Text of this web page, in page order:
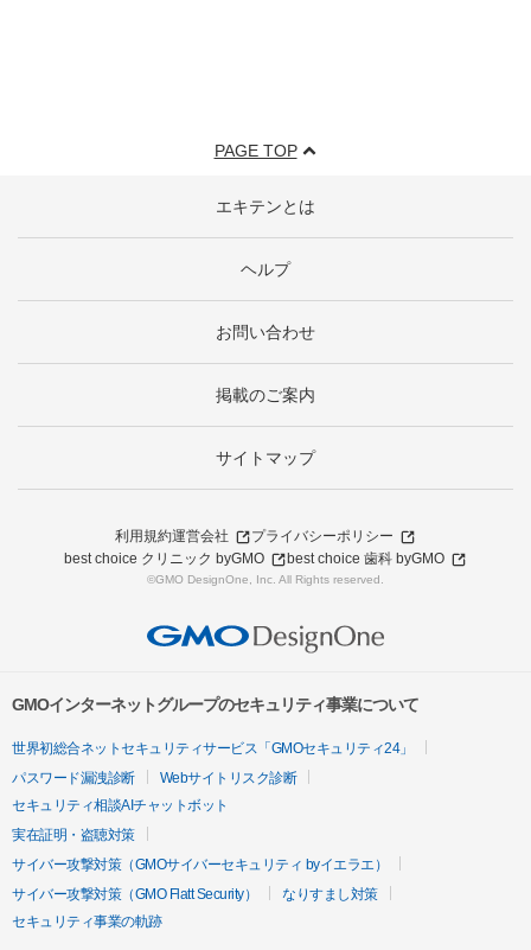
PAGE TOP
エキテンとは
ヘルプ
お問い合わせ
掲載のご案内
サイトマップ
利用規約運営会社
プライバシーポリシー
best choice クリニック byGMO
best choice 歯科 byGMO
©GMO DesignOne, Inc. All Rights reserved.
GMOインターネットグループのセキュリティ事業について
世界初総合ネットセキュリティサービス「GMOセキュリティ24」
パスワード漏洩診断
Webサイトリスク診断
セキュリティ相談AIチャットボット
実在証明・盗聴対策
サイバー攻撃対策（GMOサイバーセキュリティ byイエラエ）
サイバー攻撃対策（GMO Flatt Security）
なりすまし対策
セキュリティ事業の軌跡